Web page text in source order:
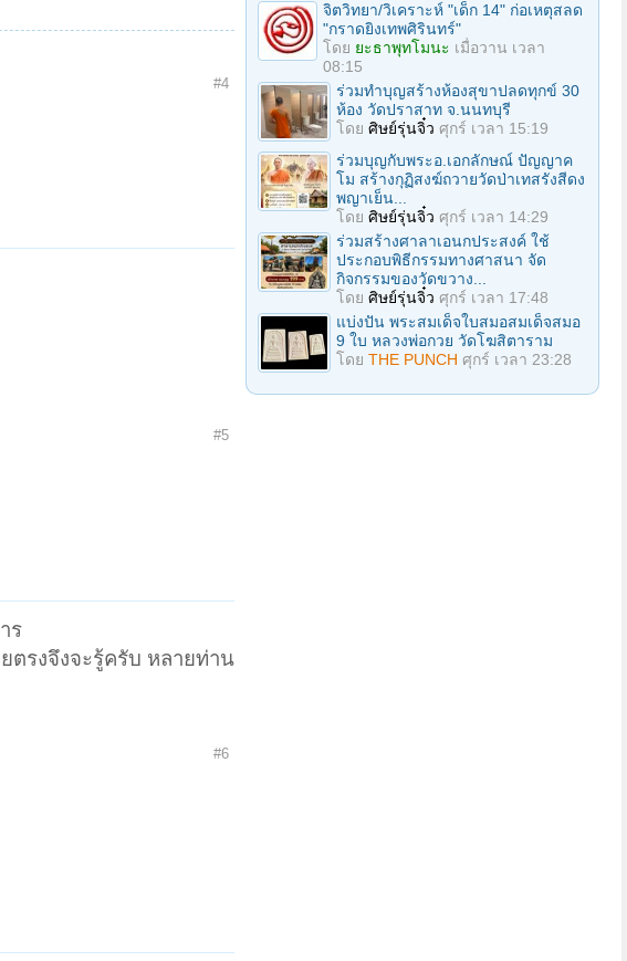
#4
#5
ร
ตรงจึงจะรู้ครับ หลายท่าน
#6
จิตวิทยา/วิเคราะห์ "เด็ก 14" ก่อเหตุสลด
"กราดยิงเทพศิรินทร์"
โดย ยะธาพุทโมนะ เมื่อวาน เวลา
08:15
ร่วมทําบุญสร้างห้องสุขาปลดทุกข์ 30
ห้อง วัดปราสาท จ.นนทบุรี
โดย ศิษย์รุ่นจิ๋ว ศุกร์ เวลา 15:19
ร่วมบุญกับพระอ.เอกลักษณ์ ปัญญาค
โม สร้างกุฏิสงฆ์ถวายวัดป่าเทสรังสีดง
พญาเย็น...
โดย ศิษย์รุ่นจิ๋ว ศุกร์ เวลา 14:29
ร่วมสร้างศาลาเอนกประสงค์ ใช้
ประกอบพิธีกรรมทางศาสนา จัด
กิจกรรมของวัดขวาง...
โดย ศิษย์รุ่นจิ๋ว ศุกร์ เวลา 17:48
แบ่งปัน พระสมเด็จใบสมอสมเด็จสมอ
9 ใบ หลวงพ่อกวย วัดโฆสิตาราม
โดย THE PUNCH ศุกร์ เวลา 23:28